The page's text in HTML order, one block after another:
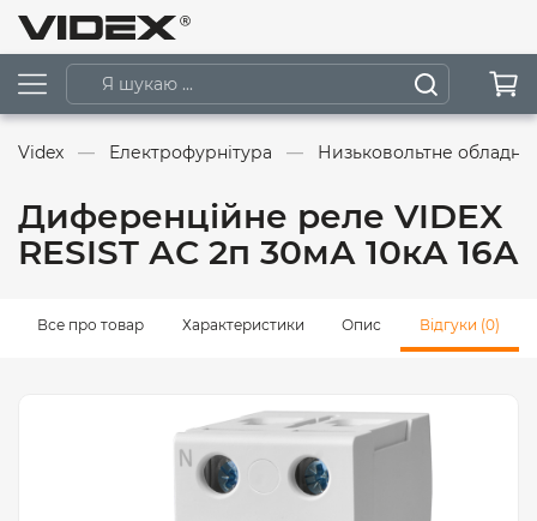
Videx Електрофурнітура Низьковольтне
Диференційне реле VIDEX
RESIST АС 2п 30мА 10кА 16А
Все про товар Характеристики Опис Відгуки (0)